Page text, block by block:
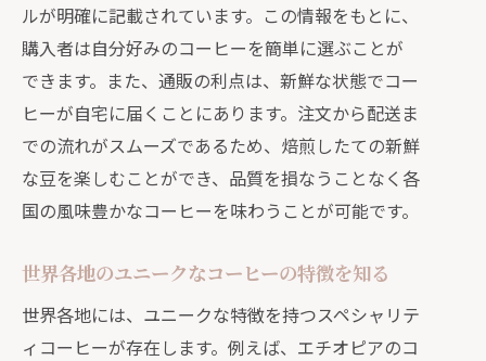
方法
仕事の合間に通販コーヒーでリフレッ
シュ
通販で見つける贅沢なアフタヌーンコ
ーヒー
コロンビアからエチオピアまで通販で味わ
う多彩なコーヒー
通販で楽しむコロンビアコーヒーの魅
エチオピアコーヒーの特徴的な風味を
ルが明確に記載されています。この情報をもとに、
購入者は自分好みのコーヒーを簡単に選ぶことが
できます。また、通販の利点は、新鮮な状態でコー
ヒーが自宅に届くことにあります。注文から配送ま
での流れがスムーズであるため、焙煎したての新鮮
な豆を楽しむことができ、品質を損なうことなく各
国の風味豊かなコーヒーを味わうことが可能です。
世界各地のユニークなコーヒーの特徴を知る
世界各地には、ユニークな特徴を持つスペシャリテ
ィコーヒーが存在します。例えば、エチオピアのコ